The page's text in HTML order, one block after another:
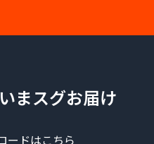
まスグお届け
ードはこちら